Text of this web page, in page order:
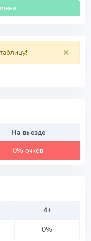
×
На выезде
0% очков
4+
0%